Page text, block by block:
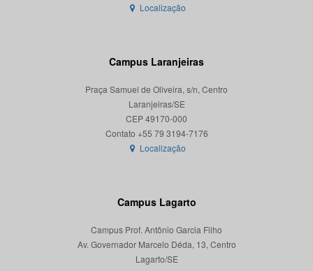
Localização
Campus Laranjeiras
Praça Samuel de Oliveira, s/n, Centro
Laranjeiras/SE
CEP 49170-000
Localização
Campus Lagarto
Campus Prof. Antônio Garcia Filho
Av. Governador Marcelo Déda, 13, Centro
Lagarto/SE